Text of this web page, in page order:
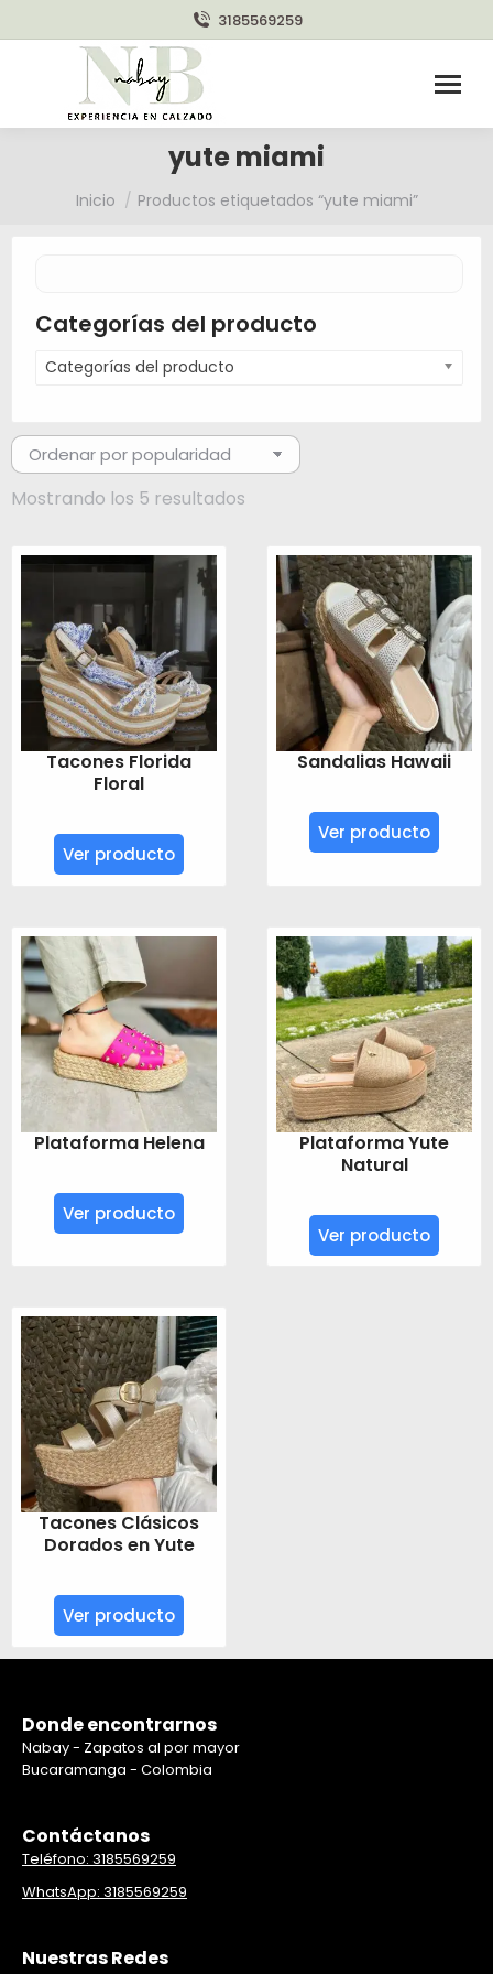
3185569259
yute miami
Estás aquí:
Inicio Productos etiquetados “yute miami”
Categorías del producto
Categorías del producto
Mostrando los 5 resultados
popularidad
Tacones Florida
Floral
Ver producto
Sandalias Hawaii
Ver producto
Plataforma Helena
Ver producto
Plataforma Yute
Natural
Ver producto
Tacones Clásicos
Dorados en Yute
Ver producto
Donde encontrarnos
Nabay - Zapatos al por mayor
Bucaramanga - Colombia
Contáctanos
Teléfono: 3185569259
WhatsApp: 3185569259
Nuestras Redes